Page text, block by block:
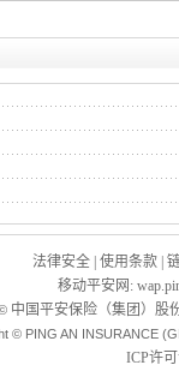
法律安全 使用条款
移动平安网 :
中国平安保险（集团）股
© PING AN INSURANCE
ICP许